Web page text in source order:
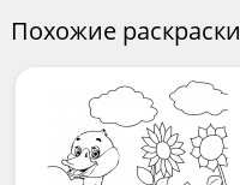
Похожие раскраски